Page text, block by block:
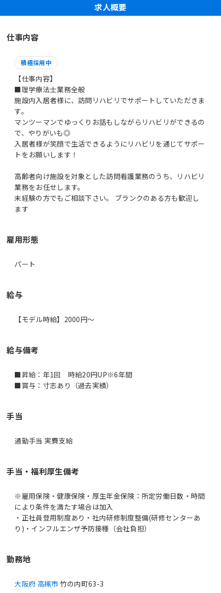
求人概要
仕事内容
積極採用中
【仕事内容】
■理学療法士業務全般
施設内入居者様に、訪問リハビリでサポートしていただきま
す。
マンツーマンでゆっくりお話もしながらリハビリができるの
で、やりがいも◎
入居者様が笑顔で生活できるようにリハビリを通じてサポー
トをお願いします！
高齢者向け施設を対象とした訪問看護業務のうち、リハビリ
業務をお任せします。
未経験の方でもご相談下さい。 ブランクのある方も歓迎し
ます
雇用形態
パート
給与
【モデル時給】2000円〜
給与備考
■昇給：年1回 時給20円UP※6年間
■賞与：寸志あり（過去実績）
手当
通勤手当 実費支給
手当・福利厚生備考
※雇用保険・健康保険・厚生年金保険：所定労働日数・時間
により条件を満たす場合は加入
・正社員登用制度あり・社内研修制度整備(研修センターあ
り)・インフルエンザ予防接種（会社負担）
勤務地
大阪府 高槻市 竹の内町63-3